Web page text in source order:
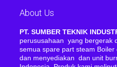
About Us
PT. SUMBER TEKNIK
perususahaan yang bergerak
semua spare part steam
dan menyediakan dan unit